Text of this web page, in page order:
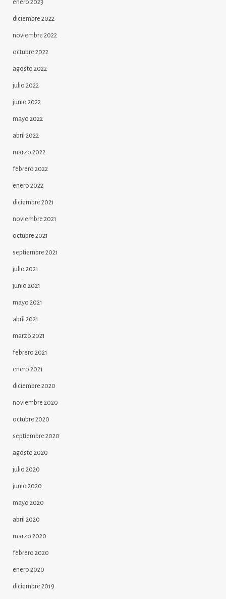
enero 2023
diciembre 2022
noviembre 2022
octubre 2022
agosto 2022
julio 2022
junio 2022
mayo 2022
abril 2022
marzo 2022
febrero 2022
enero 2022
diciembre 2021
noviembre 2021
octubre 2021
septiembre 2021
julio 2021
junio 2021
mayo 2021
abril 2021
marzo 2021
febrero 2021
enero 2021
diciembre 2020
noviembre 2020
octubre 2020
septiembre 2020
agosto 2020
julio 2020
junio 2020
mayo 2020
abril 2020
marzo 2020
febrero 2020
enero 2020
diciembre 2019